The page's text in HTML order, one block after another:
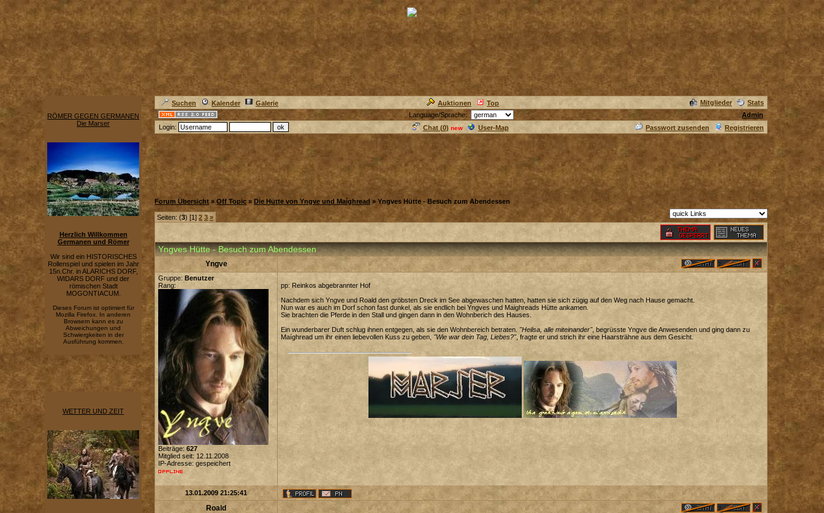
RÖMER GEGEN GERMANEN
Die Marser
Herzlich Willkommen
Germanen und Römer
Wir sind ein HISTORISCHES
Rollenspiel und spielen im Jahr
15n.Chr. in ALARICHS DORF,
WIDARS DORF und der
römischen Stadt
MOGONTIACUM.
Dieses Forum ist optimiert für
Mozilla Firefox. In anderen
Browsern kann es zu
Abweichungen und
Schwiergkeiten in der
Ausführung kommen.
WETTER UND ZEIT
Suchen Kalender Galerie Auktionen Top Mitglieder
Stats
Language/Sprache:
Admin
Login:
Chat (0) new User-Map Passwort zusenden Registrieren
Forum Übersicht » Off Topic » Die Hütte von Yngve und Maíghread » Yngves Hütte - Besuch zum Abendessen
Seiten: (3) [1] 2 3 »
Yngves Hütte - Besuch zum Abendessen
Yngve
Gruppe: Benutzer
Rang:
Beiträge: 627
Mitglied seit: 12.11.2008
IP-Adresse: gespeichert
pp: Reinkos abgebrannter Hof
Nachdem sich Yngve und Roald den gröbsten Dreck im See abgewaschen hatten, hatten sie sich zügig auf den Weg nach Hause gemacht.
Nun war es auch im Dorf schon fast dunkel, als sie endlich bei Yngves und Maighreads Hütte ankamen.
Sie brachten die Pferde in den Stall und gingen dann in den Wohnberich des Hauses.
Ein wunderbarer Duft schlug ihnen entgegen, als sie den Wohnbereich betraten. "Heilsa, alle miteinander", begrüsste Yngve die Anwesenden und ging dann zu
Maíghread um ihr einen liebevollen Kuss zu geben, "Wie war dein Tag, Liebes?", fragte er und strich ihr eine Haarsträhne aus dem Gesicht.
13.01.2009 21:25:41
Roald